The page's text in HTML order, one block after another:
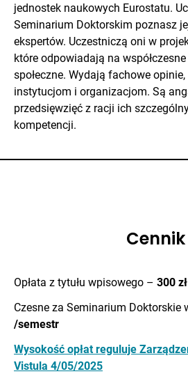
jednostek naukowych Eurostatu.
Seminarium Doktorskim poznasz
ekspertów. Uczestniczą oni w
które odpowiadają na
społeczne. Wydają fachowe
instytucjom i organizacjom. Są
przedsięwzięć z racji ich
kompetencji.
Cennik
Opłata z tytułu wpisowego – 300 zł
Czesne za Seminarium Doktorskie
/semestr
Wysokość opłat reguluje
Vistula 4/05/2025